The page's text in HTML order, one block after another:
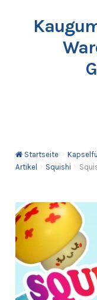
Springe
Kaugummis
Kapselfüllware
Katalog &
Anfragen-Korb
Startseite
Artikel
Squishi